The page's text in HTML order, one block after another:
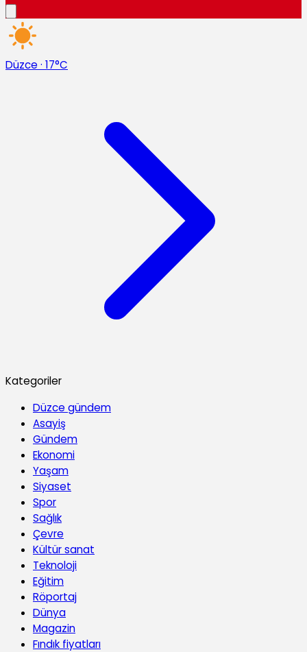
Düzce · 17°C
Kategoriler
Düzce gündem
Asayiş
Gündem
Ekonomi
Yaşam
Siyaset
Spor
Sağlık
Çevre
Kültür sanat
Teknoloji
Eğitim
Röportaj
Dünya
Magazin
Fındık fiyatları